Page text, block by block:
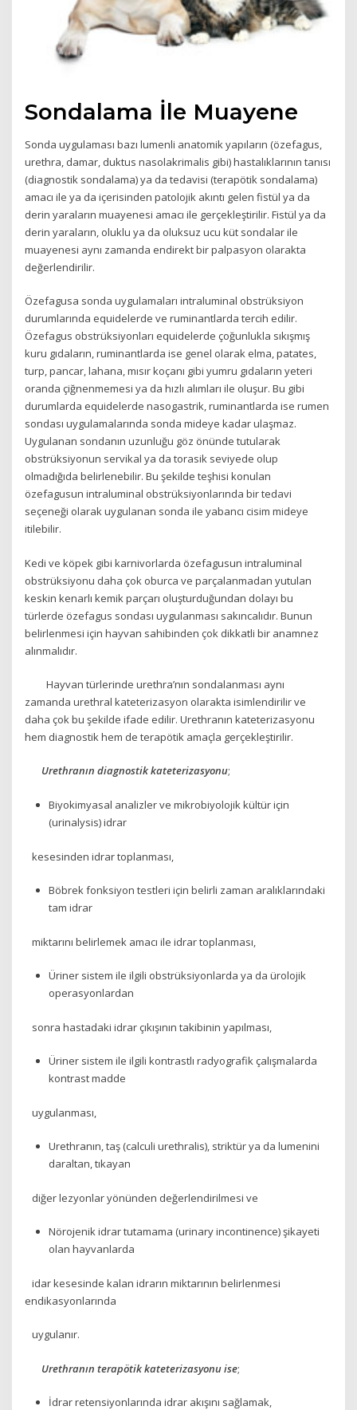
Sondalama İle Muayene
Sonda uygulaması bazı lumenli anatomik yapıların (özefagus,
urethra, damar, duktus nasolakrimalis gibi) hastalıklarının tanısı
(diagnostik sondalama) ya da tedavisi (terapötik sondalama)
amacı ile ya da içerisinden patolojik akıntı gelen fistül ya da
derin yaraların muayenesi amacı ile gerçekleştirilir. Fistül ya da
derin yaraların, oluklu ya da oluksuz ucu küt sondalar ile
muayenesi aynı zamanda endirekt bir palpasyon olarakta
değerlendirilir.
Özefagusa sonda uygulamaları intraluminal obstrüksiyon
durumlarında equidelerde ve ruminantlarda tercih edilir.
Özefagus obstrüksiyonları equidelerde çoğunlukla sıkışmış
kuru gıdaların, ruminantlarda ise genel olarak elma, patates,
turp, pancar, lahana, mısır koçanı gibi yumru gıdaların yeteri
oranda çiğnenmemesi ya da hızlı alımları ile oluşur. Bu gibi
durumlarda equidelerde nasogastrik, ruminantlarda ise rumen
sondası uygulamalarında sonda mideye kadar ulaşmaz.
Uygulanan sondanın uzunluğu göz önünde tutularak
obstrüksiyonun servikal ya da torasik seviyede olup
olmadığıda belirlenebilir. Bu şekilde teşhisi konulan
özefagusun intraluminal obstrüksiyonlarında bir tedavi
seçeneği olarak uygulanan sonda ile yabancı cisim mideye
itilebilir.
Kedi ve köpek gibi karnivorlarda özefagusun intraluminal
obstrüksiyonu daha çok oburca ve parçalanmadan yutulan
keskin kenarlı kemik parçarı oluşturduğundan dolayı bu
türlerde özefagus sondası uygulanması sakıncalıdır. Bunun
belirlenmesi için hayvan sahibinden çok dikkatli bir anamnez
alınmalıdır.
Hayvan türlerinde urethra’nın sondalanması aynı
zamanda urethral kateterizasyon olarakta isimlendirilir ve
daha çok bu şekilde ifade edilir. Urethranın kateterizasyonu
hem diagnostik hem de terapötik amaçla gerçekleştirilir.
Urethranın diagnostik kateterizasyonu;
Biyokimyasal analizler ve mikrobiyolojik kültür için
(urinalysis) idrar
kesesinden idrar toplanması,
Böbrek fonksiyon testleri için belirli zaman aralıklarındaki
tam idrar
miktarını belirlemek amacı ile idrar toplanması,
Üriner sistem ile ilgili obstrüksiyonlarda ya da ürolojik
operasyonlardan
sonra hastadaki idrar çıkışının takibinin yapılması,
Üriner sistem ile ilgili kontrastlı radyografik çalışmalarda
kontrast madde
uygulanması,
Urethranın, taş (calculi urethralis), striktür ya da lumenini
daraltan, tıkayan
diğer lezyonlar yönünden değerlendirilmesi ve
Nörojenik idrar tutamama (urinary incontinence) şikayeti
olan hayvanlarda
idar kesesinde kalan idrarın miktarının belirlenmesi
endikasyonlarında
uygulanır.
Urethranın terapötik kateterizasyonu ise;
İdrar retensiyonlarında idrar akışını sağlamak,